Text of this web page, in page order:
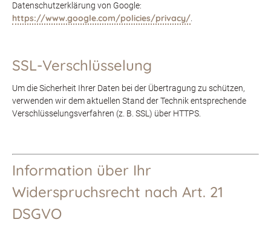
Datenschutzerklärung von Google:
https://www.google.com/policies/privacy/
SSL-Verschlüsselung
Um die Sicherheit Ihrer Daten bei der Übertragung zu schützen,
verwenden wir dem aktuellen Stand der Technik entsprechende
Verschlüsselungsverfahren (z. B. SSL) über HTTPS.
Information über Ihr
Widerspruchsrecht nach Art. 21
DSGVO